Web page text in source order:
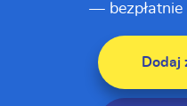
— bezpłatnie
Dodaj